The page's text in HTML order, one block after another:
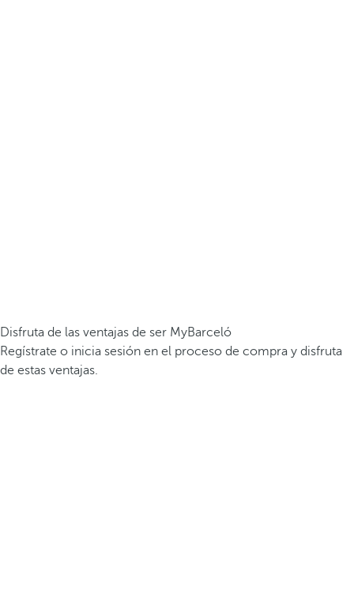
Disfruta de las ventajas de ser MyBarceló
Regístrate o inicia sesión en el proceso de compra y disfruta
de estas ventajas.